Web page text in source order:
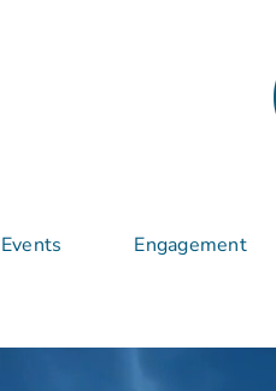
Events Engagement